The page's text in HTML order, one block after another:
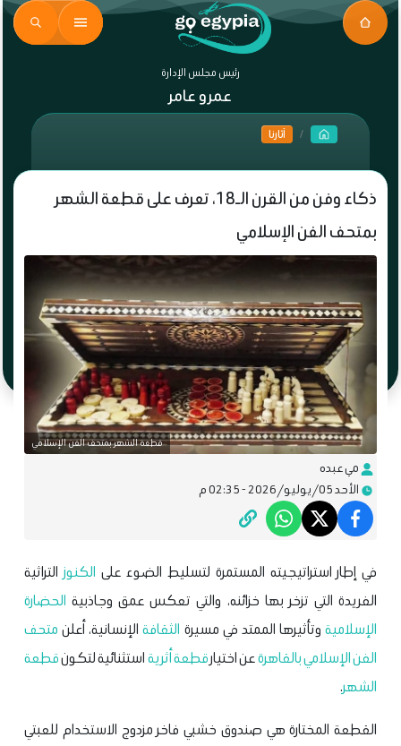
رئيس مجلس الإدارة
عمرو عامر
آثارنا
ذكاء وفن من القرن الـ18، تعرف على قطعة الشهر
بمتحف الفن الإسلامي
قطعة الشهر بمتحف الفن الإسلامي
مي عبده
الأحد 05/يوليو/2026 - 02:35 م
في إطار استراتيجيته المستمرة لتسليط الضوء على الكنوز التراثية
الفريدة التي تزخر بها خزائنه، والتي تعكس عمق وجاذبية الحضارة
الإسلامية وتأثيرها الممتد في مسيرة الثقافةالإنسانية، أعلن متحف
الفن الإسلامي بالقاهرةعن اختيارقطعة أثريةاستثنائية لتكونقطعة
الشهر.
القطعة المختارة هي صندوق خشبي فاخر مزدوج الاستخدام للعبتي